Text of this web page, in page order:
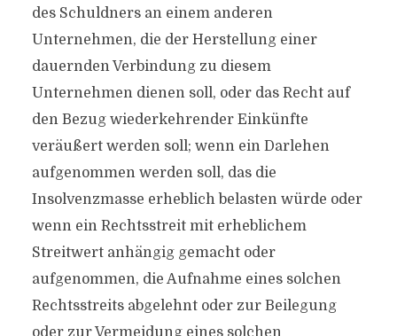
des Schuldners an einem anderen
Unternehmen, die der Herstellung einer
dauernden Verbindung zu diesem
Unternehmen dienen soll, oder das Recht auf
den Bezug wiederkehrender Einkünfte
veräußert werden soll; wenn ein Darlehen
aufgenommen werden soll, das die
Insolvenzmasse erheblich belasten würde oder
wenn ein Rechtsstreit mit erheblichem
Streitwert anhängig gemacht oder
aufgenommen, die Aufnahme eines solchen
Rechtsstreits abgelehnt oder zur Beilegung
oder zur Vermeidung eines solchen